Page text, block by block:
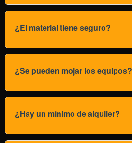
¿El material tiene seguro?
¿Se pueden mojar los equipos?
¿Hay un mínimo de alquiler?